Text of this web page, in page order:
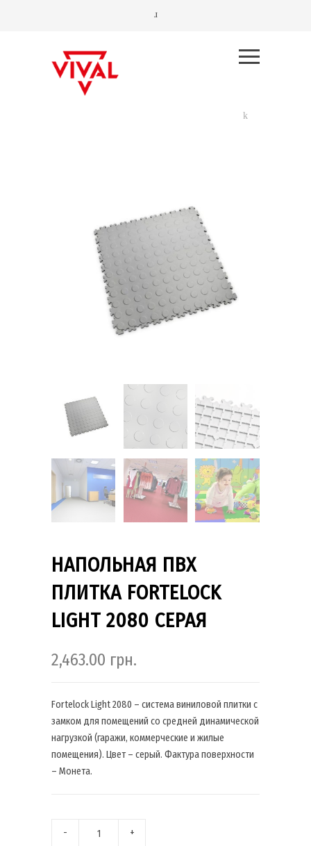
НАПОЛЬНАЯ ПВХ
ПЛИТКА FORTELOCK
LIGHT 2080 СЕРАЯ
2,463.00 грн.
Fortelock Light 2080 – система виниловой плитки с
замком для помещений со средней динамической
нагрузкой (гаражи, коммерческие и жилые
помещения). Цвет – серый. Фактура поверхности
– Монета.